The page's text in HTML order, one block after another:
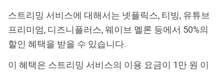
스트리밍 서비스에 대해서는 넷플릭스, 티빙, 유튜브
프리미엄, 디즈니플러스, 웨이브 멜론 등에서 50%의
할인 혜택을 받을 수 있습니다.
이 혜택은 스트리밍 서비스의 이용 요금이 1만 원 이